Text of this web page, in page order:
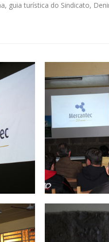
guia turística do Sindicato,